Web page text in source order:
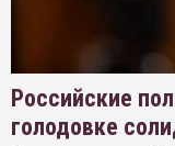
Российские
голодовке